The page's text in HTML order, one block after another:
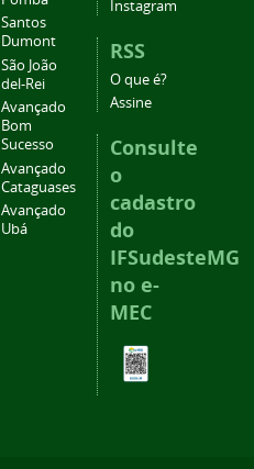
Santos
Dumont
São João
del-Rei
Avançado
Bom
Sucesso
Avançado
Cataguases
Avançado
Ubá
Instagram
RSS
O que é?
Assine
Consulte
o
cadastro
do
IFSudesteMG
no e-
MEC